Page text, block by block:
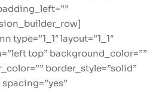
layout=”1_1″
top” background_color=””
border_style=”solid”